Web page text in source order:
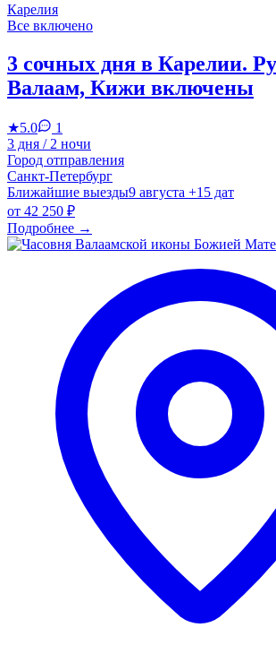
Карелия
Все включено
3 сочных дня в Карелии.
Валаам, Кижи включены
★5.0
1
3 дня / 2 ночи
Город отправления
Санкт-Петербург
Ближайшие выезды9 августа +15 дат
от 42 250 ₽
Подробнее →